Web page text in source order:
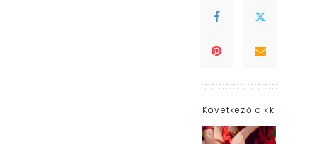
Következő cikk